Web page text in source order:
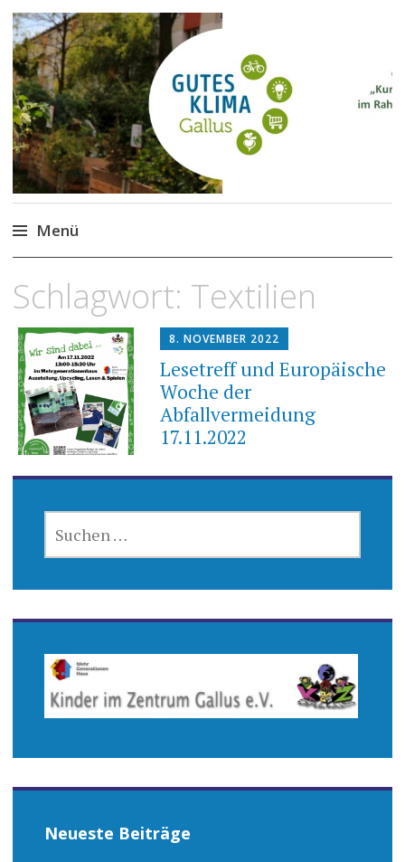
Gutes Klima im Gallus
Kurze Wege für den Klimaschutz
Menü
Inhalt
Schlagwort: Textilien
8. NOVEMBER 2022
Lesetreff und Europäische
Woche der
Abfallvermeidung
17.11.2022
NACH:
Neueste Beiträge